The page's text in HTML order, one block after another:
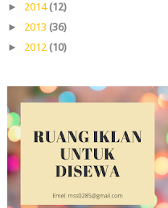
► 2014 (12)
► 2013 (36)
► 2012 (10)